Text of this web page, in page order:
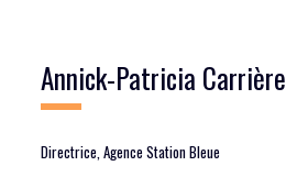
Annick-Patricia Carrière
Directrice, Agence Station Bleue